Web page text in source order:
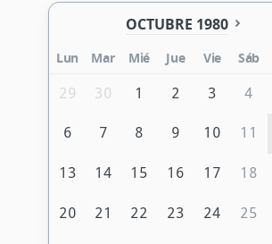
OCTUBRE 1980
Lun Mar Mié Jue Vie Sáb
29 30 1 2 3 4
6 7 8 9 10 11
13 14 15 16 17 18
20 21 22 23 24 25